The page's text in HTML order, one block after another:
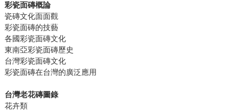
彩瓷面磚概論
瓷磚文化面面觀
彩瓷面磚的技藝
各國彩瓷面磚文化
東南亞彩瓷面磚歷史
台灣彩瓷面磚文化
彩瓷面磚在台灣的廣泛應用
台灣老花磚圖錄
花卉類